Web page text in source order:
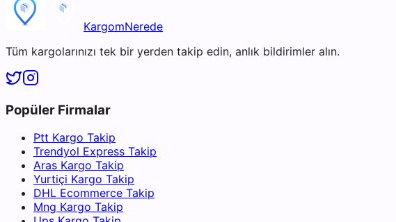
KargomNerede
Tüm kargolarınızı tek bir yerden takip edin, anlık bildirimler alın.
Popüler Firmalar
Ptt Kargo Takip
Trendyol Express Takip
Aras Kargo Takip
Yurtiçi Kargo Takip
DHL Ecommerce Takip
Mng Kargo Takip